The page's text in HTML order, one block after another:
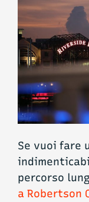
Se vuoi fare
percorso
a Robertson